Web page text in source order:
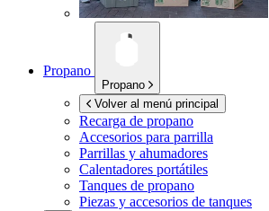
Propano
Propano
Volver al menú principal
Recarga de propano
Accesorios para parrilla
Parrillas y ahumadores
Calentadores portátiles
Tanques de propano
Piezas y accesorios de tanques